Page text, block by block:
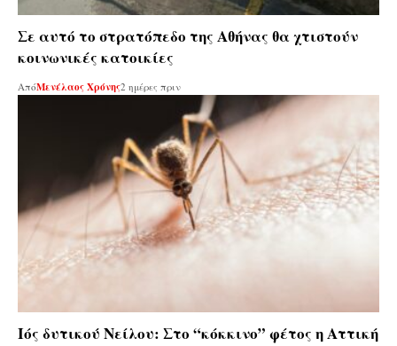
Σε αυτό το στρατόπεδο της Αθήνας θα χτιστούν
κοινωνικές κατοικίες
ΑπόΜενέλαος Χρόνης2 ημέρες πριν
Ιός δυτικού Νείλου: Στο “κόκκινο” φέτος η Αττική